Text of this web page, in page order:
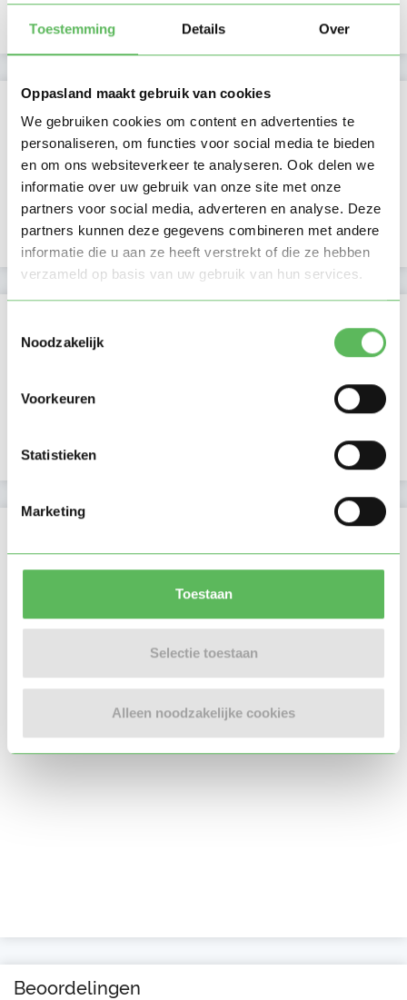
Toestemming Details Over
Oppasland maakt gebruik van cookies
We gebruiken cookies om content en advertenties te
personaliseren, om functies voor social media te bieden
en om ons websiteverkeer te analyseren. Ook delen we
informatie over uw gebruik van onze site met onze
partners voor social media, adverteren en analyse. Deze
partners kunnen deze gegevens combineren met andere
informatie die u aan ze heeft verstrekt of die ze hebben
verzameld op basis van uw gebruik van hun services.
Noodzakelijk
Voorkeuren
Statistieken
Marketing
Toestaan
Selectie toestaan
Alleen noodzakelijke cookies
Activiteit op Oppasland
Laatste activiteit 15-05-2026
Lid sinds 17-04-2019
Profiel bijgewerkt 15-05-2026
Telefoonnummer is geverifieerd
Google is gekoppeld
Beoordelingen